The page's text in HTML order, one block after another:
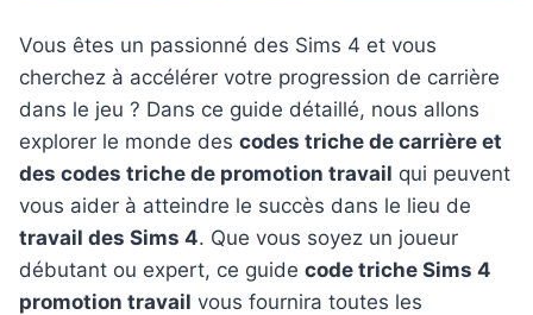
Vous êtes un passionné des Sims 4 et vous
cherchez à accélérer votre progression de carrière
dans le jeu ? Dans ce guide détaillé, nous allons
explorer le monde des codes triche de carrière et
des codes triche de promotion travail qui peuvent
vous aider à atteindre le succès dans le lieu de
travail des Sims 4. Que vous soyez un joueur
débutant ou expert, ce guide code triche Sims 4
promotion travail vous fournira toutes les